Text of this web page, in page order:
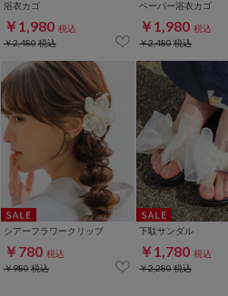
浴衣カゴ
￥1,980 税込
￥2,480税込
ペーパー浴衣カゴ
￥1,980 税込
￥2,480税込
シアーフラワークリップ
￥780 税込
￥980税込
下駄サンダル
￥1,780 税込
￥2,280税込